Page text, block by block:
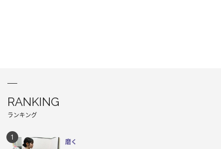
RANKING
ランキング
磨く